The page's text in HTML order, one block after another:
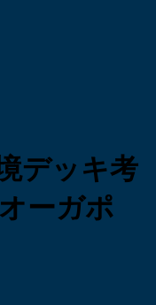
デッキ考
ーガポ